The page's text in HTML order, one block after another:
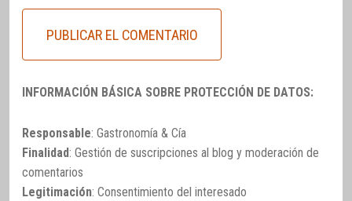
INFORMACIÓN BÁSICA SOBRE PROTECCIÓN DE DATOS:
Responsable: Gastronomía & Cía
Finalidad: Gestión de suscripciones al blog y moderación de
comentarios
Legitimación: Consentimiento del interesado